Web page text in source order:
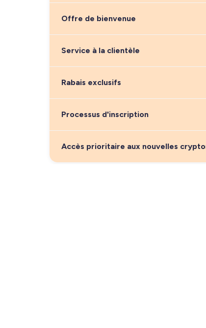
Offre de bienvenue
Service à la clientèle
Rabais exclusifs
Processus d'inscription
Accès prioritaire aux nouvelles